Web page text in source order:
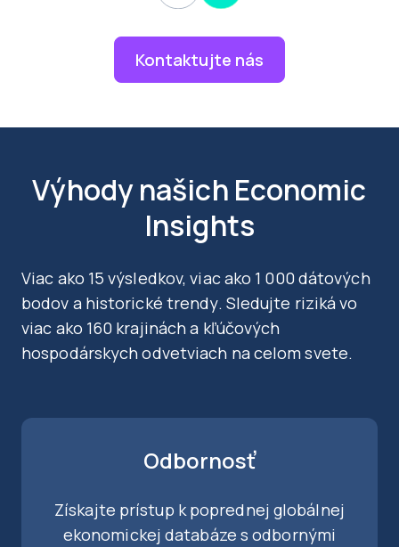
Kontaktujte nás
Výhody našich Economic
Insights
Viac ako 15 výsledkov, viac ako 1 000 dátových
bodov a historické trendy. Sledujte riziká vo
viac ako 160 krajinách a kľúčových
hospodárskych odvetviach na celom svete.
Odbornosť
Získajte prístup k poprednej globálnej
ekonomickej databáze s odbornými